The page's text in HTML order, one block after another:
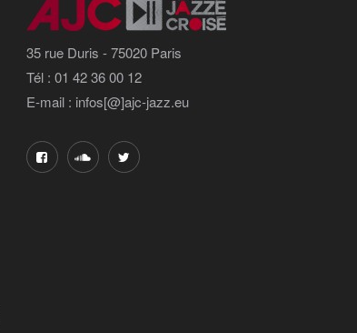
35 rue Duris - 75020 Paris
Tél : 01 42 36 00 12
E-mail : infos[@]ajc-jazz.eu